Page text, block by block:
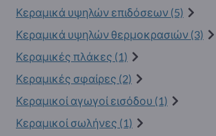
Κεραμικά υψηλών επιδόσεων (5)
Κεραμικά υψηλών θερμοκρασιών (3)
Κεραμικές πλάκες (1)
Κεραμικές σφαίρες (2)
Κεραμικοί αγωγοί εισόδου (1)
Κεραμικοί σωλήνες (1)